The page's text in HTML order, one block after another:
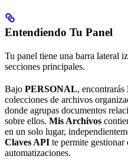
Entendiendo Tu Panel
Tu panel tiene una barra lateral
secciones principales.
Bajo PERSONAL, encontrarás
colecciones de archivos
donde agrupas documentos
sobre ellos. Mis Archivos
en un solo lugar,
Claves API te permite
automatizaciones.